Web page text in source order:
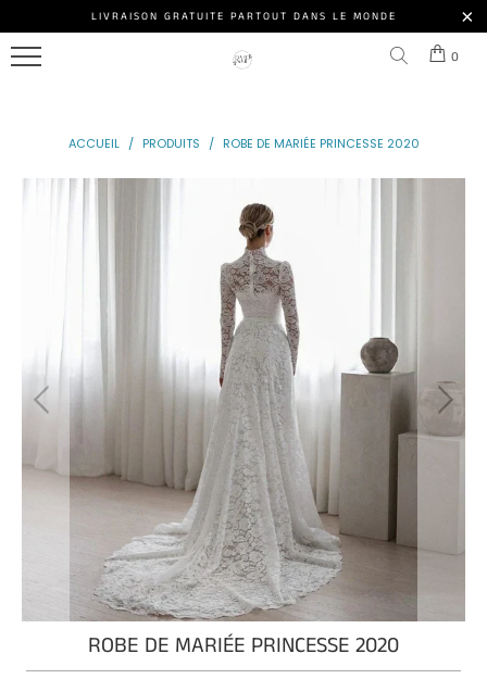
LIVRAISON GRATUITE PARTOUT DANS LE MONDE
Menu
ROBE
ROBE
DE
MARIÉE
MARIÉE
DE
PRINCESSE
ROBE
MARIÉE
SIRÈNE
PRINCESSE
ROBE
Connexion
S'inscrire
0
ACCUEIL / PRODUITS / ROBE DE MARIÉE PRINCESSE 2020
ROBE DE MARIÉE PRINCESSE 2020